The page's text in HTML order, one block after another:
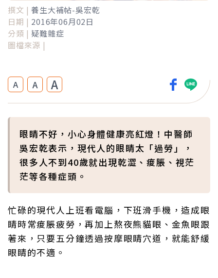
撰文 | 養生大補帖-吳宏乾
日期 | 2016年06月02日
分類 | 疑難雜症
圖檔來源 |
A A A
眼睛不好，小心身體健康亮紅燈！中醫師
吳宏乾表示，現代人的眼睛太「過勞」，
很多人不到40歲就出現乾澀、痠脹、視茫
茫等各種症頭。
忙碌的現代人上班看電腦，下班滑手機，造成眼
睛時常痠脹疲勞，再加上熬夜熊貓眼、金魚眼跟
著來，只要五分鐘透過按摩眼睛穴道，就能舒緩
眼睛的不適。